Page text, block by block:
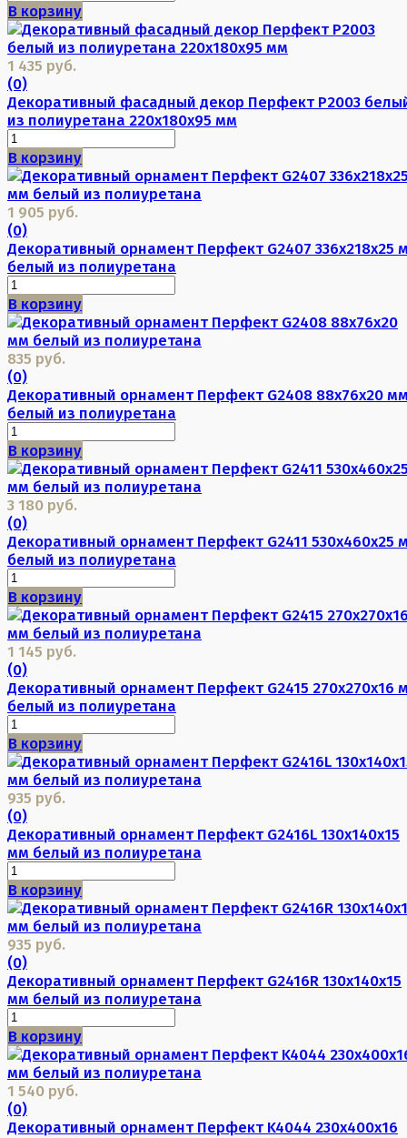
В корзину
1 435 руб.
(0)
Декоративный фасадный декор Перфект P2003
из полиуретана 220х180х95 мм
В корзину
1 905 руб.
(0)
Декоративный орнамент Перфект G2407 336х218х25
белый из полиуретана
В корзину
835 руб.
(0)
Декоративный орнамент Перфект G2408 88х76х20
белый из полиуретана
В корзину
3 180 руб.
(0)
Декоративный орнамент Перфект G2411 530х460х25
белый из полиуретана
В корзину
1 145 руб.
(0)
Декоративный орнамент Перфект G2415 270х270х16
белый из полиуретана
В корзину
935 руб.
(0)
Декоративный орнамент Перфект G2416L 130х140х15
мм белый из полиуретана
В корзину
935 руб.
(0)
Декоративный орнамент Перфект G2416R 130х140х15
мм белый из полиуретана
В корзину
1 540 руб.
(0)
Декоративный орнамент Перфект K4044 230х400х16